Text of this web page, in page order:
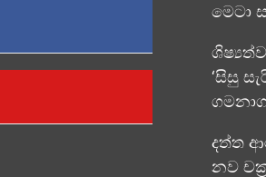
මෙටා
‘සිසු
දත්ත
නව